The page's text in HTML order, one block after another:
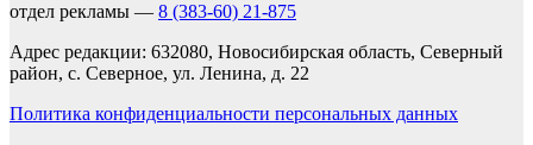
отдел рекламы — 8 (383-60) 21-875
Адрес редакции: 632080, Новосибирская область, Северный
район, с. Северное, ул. Ленина, д. 22
Политика конфиденциальности персональных данных